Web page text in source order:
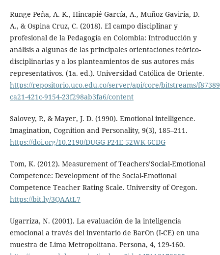
Runge Peña, A. K., Hincapié García, A., Muñoz Gaviria, D.
A., & Ospina Cruz, C. (2018). El campo disciplinar y
profesional de la Pedagogía en Colombia: Introducción y
análisis a algunas de las principales orientaciones teórico-
disciplinarias y a los planteamientos de sus autores más
representativos. (1a. ed.). Universidad Católica de Oriente.
https://repositorio.uco.edu.co/server/api/core/bitstreams/
ca21-421c-9154-23f298ab3fa6/content
Salovey, P., & Mayer, J. D. (1990). Emotional intelligence.
Imagination, Cognition and Personality, 9(3), 185–211.
https://doi.org/10.2190/DUGG-P24E-52WK-6CDG
Tom, K. (2012). Measurement of Teachers’Social-Emotional
Competence: Development of the Social-Emotional
Competence Teacher Rating Scale. University of Oregon.
https://bit.ly/3QAAtL7
Ugarriza, N. (2001). La evaluación de la inteligencia
emocional a través del inventario de BarOn (I-CE) en una
muestra de Lima Metropolitana. Persona, 4, 129-160.